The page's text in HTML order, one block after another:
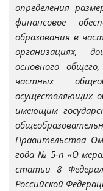
определения
финансовое
образования в
организациях,
основного
частных
осуществляющих
имеющим
Правительства
года № 5-п «О
статьи 8
Российской